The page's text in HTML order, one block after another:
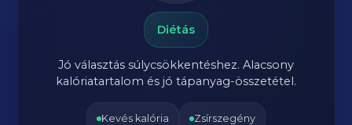
Diétás
Jó választás súlycsökkentéshez. Alacsony
kalóriatartalom és jó tápanyag-összetétel.
Kevés kalória Zsírszegény